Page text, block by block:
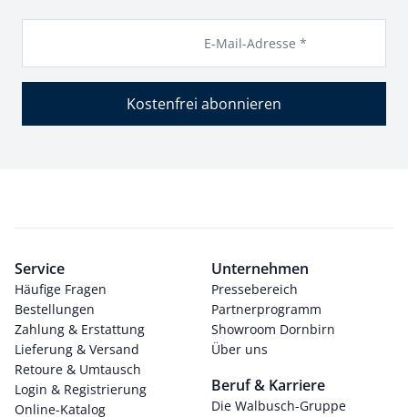
E-Mail-Adresse *
Kostenfrei abonnieren
Service
Häufige Fragen
Bestellungen
Zahlung & Erstattung
Lieferung & Versand
Retoure & Umtausch
Login & Registrierung
Online-Katalog
Unternehmen
Pressebereich
Partnerprogramm
Showroom Dornbirn
Über uns
Beruf & Karriere
Die Walbusch-Gruppe